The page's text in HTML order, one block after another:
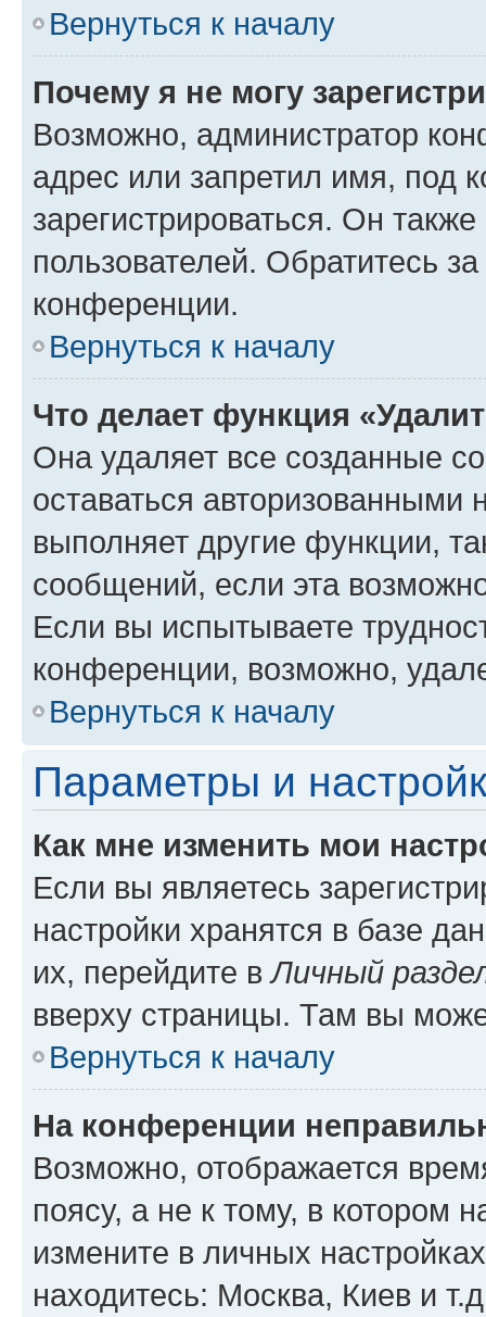
Вернуться к началу
Почему я не могу
Возможно, администратор
адрес или запретил имя, под
зарегистрироваться. Он
пользователей. Обратитесь
конференции.
Вернуться к началу
Что делает функция
Она удаляет все созданные
оставаться авторизованными
выполняет другие функции,
сообщений, если эта
Если вы испытываете
конференции, возможно,
Вернуться к началу
Параметры и
Как мне изменить мои
Если вы являетесь
настройки хранятся в базе
их, перейдите вЛичный
вверху страницы. Там вы
Вернуться к началу
На конференции
Возможно, отображается
поясу, а не к тому, в котором
измените в личных
находитесь: Москва, Киев и